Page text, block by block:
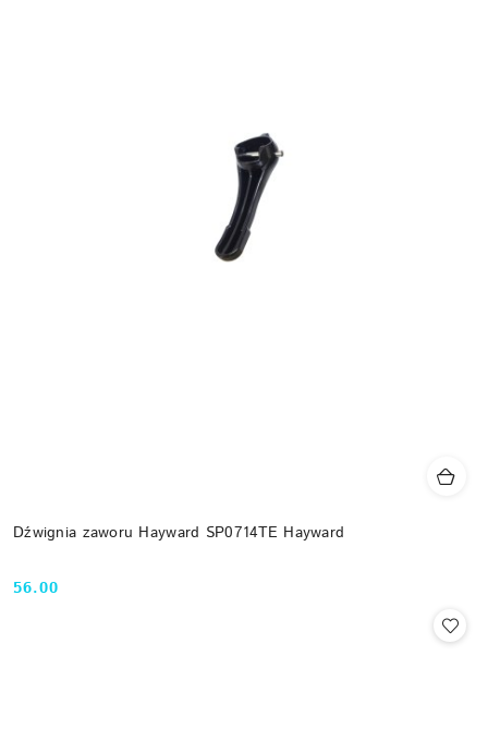
Dźwignia zaworu Hayward SP0714TE Hayward
Cena:
56.00